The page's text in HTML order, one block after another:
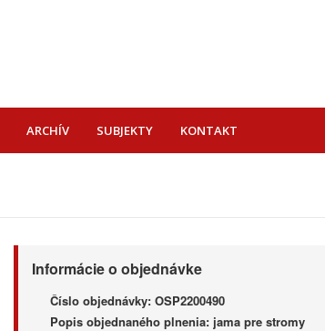
ARCHÍV SUBJEKTY KONTAKT
Informácie o objednávke
Číslo objednávky: OSP2200490
Popis objednaného plnenia: jama pre stromy